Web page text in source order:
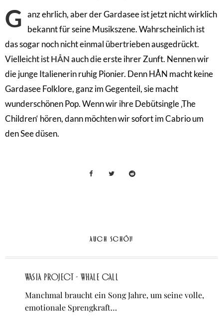
G anz ehrlich, aber der Gardasee ist jetzt nicht wirklich
bekannt für seine Musikszene. Wahrscheinlich ist
das sogar noch nicht einmal übertrieben ausgedrückt.
Vielleicht istHÅNauch die erste ihrer Zunft. Nennen wir
die junge Italienerin ruhig Pionier. Denn HÅN macht keine
Gardasee Folklore, ganz im Gegenteil, sie macht
wunderschönen Pop. Wenn wir ihre Debütsingle ‚The
Children‘ hören, dann möchten wir sofort im Cabrio um
den See düsen.
AUCH SCHÖN
Wasia Project - Whale Call
Manchmal braucht ein Song Jahre, um seine volle,
emotionale Sprengkraft…